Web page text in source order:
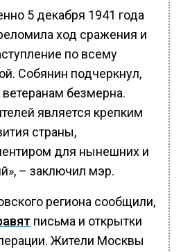
5 декабря 1941 года
ход сражения и
по всему
Собянин подчеркнул,
ветеранам безмерна.
является крепким
страны,
для нынешних и
– заключил мэр.
региона сообщили,
письма и открытки
Жители Москвы